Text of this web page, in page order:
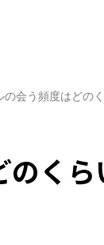
の会う頻度はどの
く